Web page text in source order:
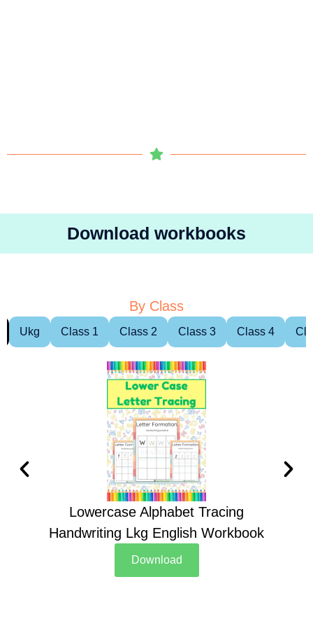
Download workbooks
By Class
Ukg Class 1 Class 2 Class 3 Class 4
Lowercase Alphabet Tracing
Handwriting Lkg English Workbook
Download